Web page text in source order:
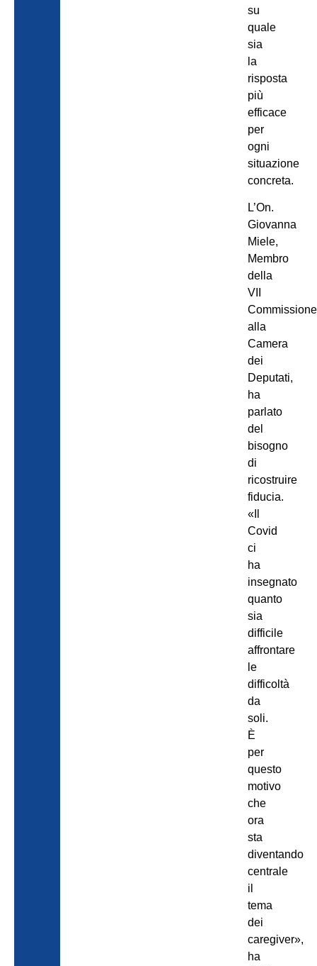
su
quale
sia
la
risposta
più
efficace
per
ogni
situazione
concreta.
L’On.
Giovanna
Miele,
Membro
della
VII
Commissione
alla
Camera
dei
Deputati,
ha
parlato
del
bisogno
di
ricostruire
fiducia.
«Il
Covid
ci
ha
insegnato
quanto
sia
difficile
affrontare
le
difficoltà
da
soli.
È
per
questo
motivo
che
ora
sta
diventando
centrale
il
tema
dei
caregiver»,
ha